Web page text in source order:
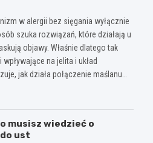
w alergii bez sięgania wyłącznie
szuka rozwiązań, które działają u
objawy. Właśnie dlatego tak
na jelita i układ
jak działa połączenie maślanu…
musisz wiedzieć o
ust